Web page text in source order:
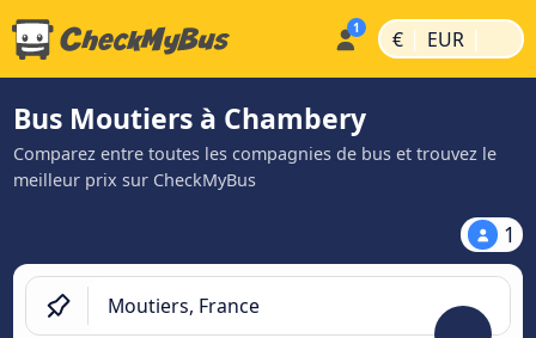
€ | EUR |
Bus Moutiers à Chambery
Comparez entre toutes les compagnies de bus et trouvez le
meilleur prix sur CheckMyBus
1